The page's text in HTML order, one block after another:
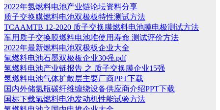
2022年氢燃料电池产业链论坛资料分享
质子交换膜燃料电池双极板特性测试方法
TCAAMTB 12-2020 质子交换膜燃料电池膜电极测试方法
车用质子交换膜燃料电池堆使用寿命 测试评价方法
2022年最新燃料电池双极板企业大全
氢燃料电池石墨双极板企业30强.pdf
氢燃料电池产业链报告 之 质子交换膜企业15强
氢燃料电池气体扩散层主要厂商PPT下载
国内外储氢瓶碳纤维缠绕设备供应商介绍PPT下载
国标下载氢燃料电池发动机性能试验方法